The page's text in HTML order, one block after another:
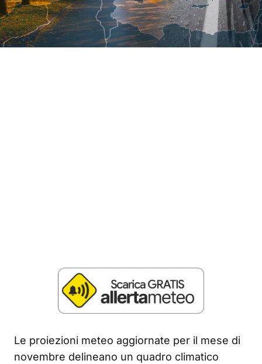
Le proiezioni meteo aggiornate per il mese di
novembre delineano un quadro climatico